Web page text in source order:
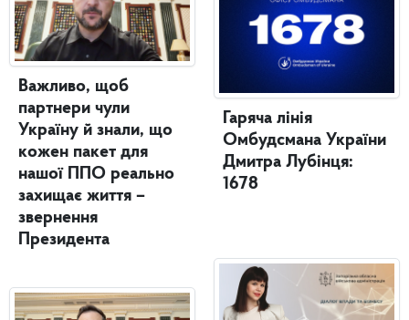
Важливо, щоб
партнери чули
Україну й знали, що
кожен пакет для
нашої ППО реально
захищає життя –
звернення
Президента
Гаряча лінія
Омбудсмана України
Дмитра Лубінця:
1678